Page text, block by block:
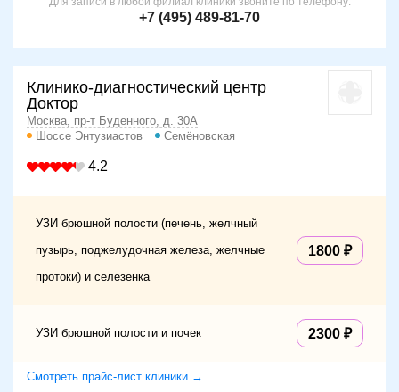
+7 (495) 489-81-70
Клинико-диагностический центр
Доктор
Москва, пр-т Буденного, д. 30А
Шоссе Энтузиастов
Семёновская
4.2
УЗИ брюшной полости (печень, желчный
пузырь, поджелудочная железа, желчные
протоки) и селезенка
1800
УЗИ брюшной полости и почек 2300
Смотреть прайс-лист клиники →